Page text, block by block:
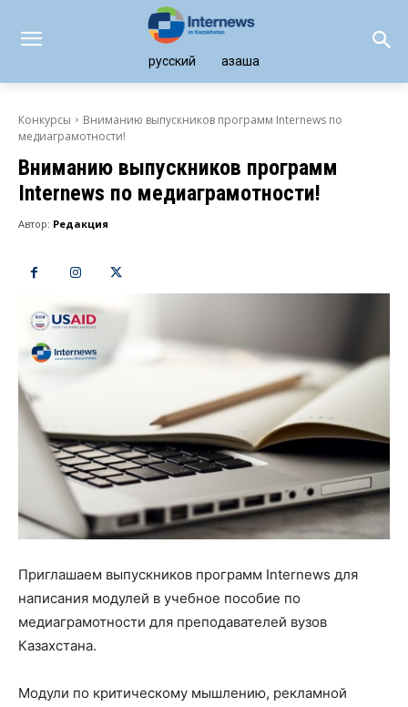
русский қазақша
Конкурсы
Вниманию выпускников программ Internews по
медиаграмотности!
Вниманию выпускников программ
Internews по медиаграмотности!
Автор: Редакция
Приглашаем выпускников программ Internews для
написания модулей в учебное пособие по
медиаграмотности для преподавателей вузов
Казахстана.
Модули по критическому мышлению, рекламной